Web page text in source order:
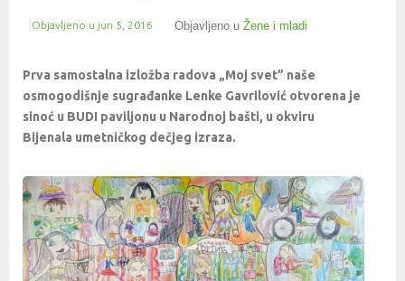
Objavljeno u jun 5, 2016 Objavljeno u Žene i mladi
Prva samostalna izložba radova „Moj svet” naše
osmogodišnje sugrađanke Lenke Gavrilović otvorena je
sinoć u BUDI paviljonu u Narodnoj bašti, u okviru
Bijenala umetničkog dečjeg izraza.